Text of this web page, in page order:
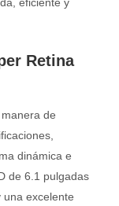
Retina
de
dinámica e
de 6.1 pulgadas
excelente